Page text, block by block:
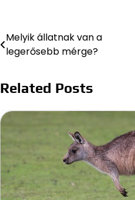
Bejegyzés
navigáció
Melyik állatnak van a
legerősebb mérge?
Related Posts